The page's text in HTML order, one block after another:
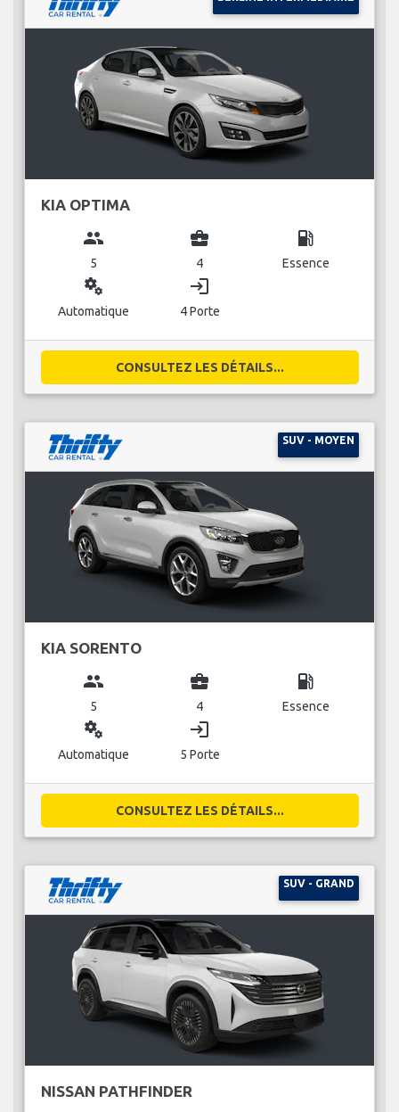
KIA OPTIMA
group
5
business_center
4
local_gas_station
Essence
miscellaneous_services
Automatique
login
4 Porte
CONSULTEZ LES DÉTAILS...
SUV - MOYEN
KIA SORENTO
group
5
business_center
4
local_gas_station
Essence
miscellaneous_services
Automatique
login
5 Porte
CONSULTEZ LES DÉTAILS...
SUV - GRAND
NISSAN PATHFINDER